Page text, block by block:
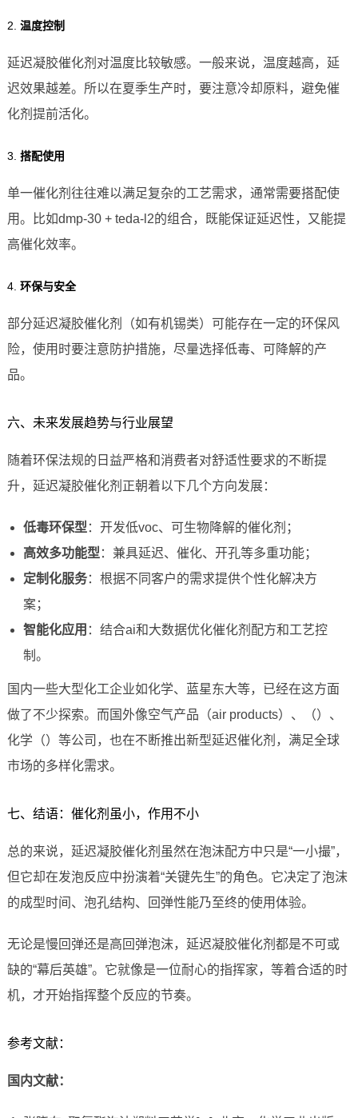
2. 温度控制
延迟凝胶催化剂对温度比较敏感。一般来说，温度越高，延
迟效果越差。所以在夏季生产时，要注意冷却原料，避免催
化剂提前活化。
3. 搭配使用
单一催化剂往往难以满足复杂的工艺需求，通常需要搭配使
用。比如dmp-30 + teda-l2的组合，既能保证延迟性，又能提
高催化效率。
4. 环保与安全
部分延迟凝胶催化剂（如有机锡类）可能存在一定的环保风
险，使用时要注意防护措施，尽量选择低毒、可降解的产
品。
六、未来发展趋势与行业展望
随着环保法规的日益严格和消费者对舒适性要求的不断提
升，延迟凝胶催化剂正朝着以下几个方向发展：
低毒环保型 ：开发低voc、可生物降解的催化剂；
高效多功能型 ：兼具延迟、催化、开孔等多重功能；
定制化服务：根据不同客户的需求提供个性化解决方
案；
智能化应用 ：结合ai和大数据优化催化剂配方和工艺控
制。
国内一些大型化工企业如化学、蓝星东大等，已经在这方面
做了不少探索。而国外像空气产品（air products）、（）、
化学（）等公司，也在不断推出新型延迟催化剂，满足全球
市场的多样化需求。
七、结语：催化剂虽小，作用不小
总的来说，延迟凝胶催化剂虽然在泡沫配方中只是“一小撮”，
但它却在发泡反应中扮演着“关键先生”的角色。它决定了泡沫
的成型时间、泡孔结构、回弹性能乃至终的使用体验。
无论是慢回弹还是高回弹泡沫，延迟凝胶催化剂都是不可或
缺的“幕后英雄”。它就像是一位耐心的指挥家，等着合适的时
机，才开始指挥整个反应的节奏。
参考文献：
国内文献：